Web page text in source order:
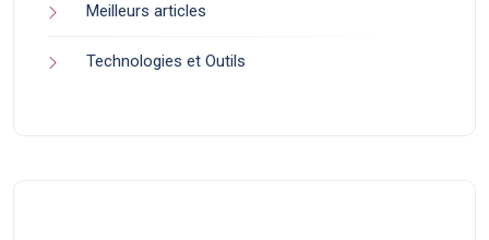
Meilleurs articles
Technologies et Outils